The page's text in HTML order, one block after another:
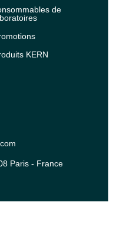
de
KERN
Paris - France